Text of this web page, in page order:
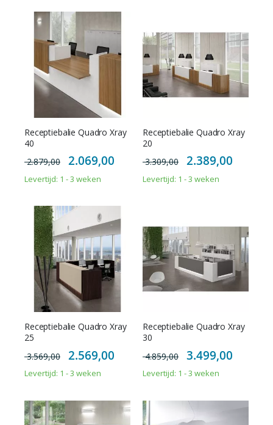
Receptiebalie Quadro Xray
40
2.879,00
Special
Price
2.069,00
Levertijd: 1 - 3 weken
Receptiebalie Quadro Xray
20
3.309,00
Special
Price
2.389,00
Levertijd: 1 - 3 weken
Receptiebalie Quadro Xray
25
3.569,00
Special
Price
2.569,00
Levertijd: 1 - 3 weken
Receptiebalie Quadro Xray
30
4.859,00
Special
Price
3.499,00
Levertijd: 1 - 3 weken